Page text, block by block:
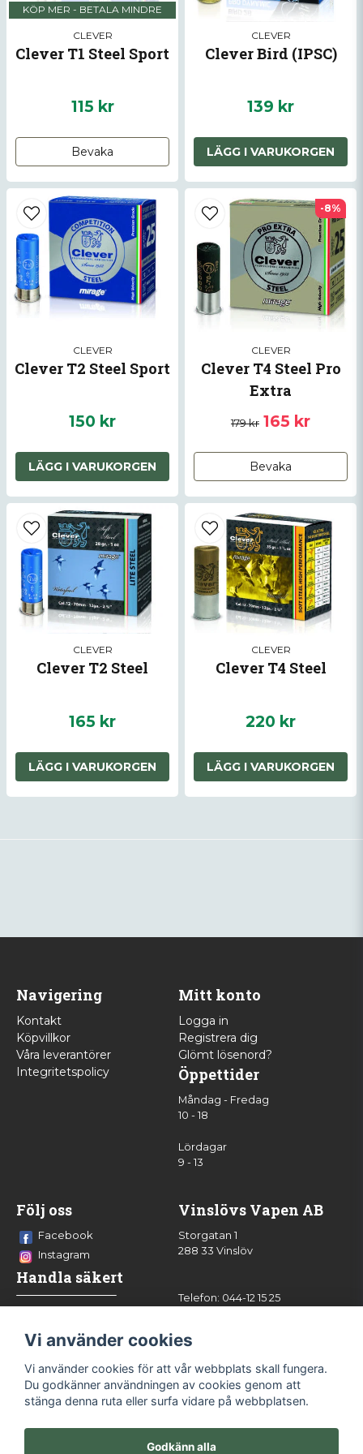
KÖP MER - BETALA MINDRE
CLEVER
Clever T1 Steel Sport
115 kr
Bevaka
CLEVER
Clever Bird (IPSC)
139 kr
LÄGG I VARUKORGEN
CLEVER
Clever T2 Steel Sport
150 kr
LÄGG I VARUKORGEN
CLEVER
Clever T4 Steel Pro
Extra
179 kr 165 kr
Bevaka
-8%
CLEVER
Clever T2 Steel
165 kr
LÄGG I VARUKORGEN
CLEVER
Clever T4 Steel
220 kr
LÄGG I VARUKORGEN
Skicka fråga
Navigering
Kontakt
Köpvillkor
Våra leverantörer
Integritetspolicy
Mitt konto
Logga in
Registrera dig
Glömt lösenord?
Öppettider
Måndag - Fredag
10 - 18
Lördagar
9 - 13
Följ oss
Facebook
Instagram
Handla säkert
Vinslövs Vapen AB
Storgatan 1
288 33 Vinslöv
Telefon: 044-12 15 25
Vi använder cookies
Vi använder cookies för att vår webbplats skall fungera.
Du godkänner användningen av cookies genom att
stänga denna ruta eller surfa vidare på webbplatsen.
Godkänn alla